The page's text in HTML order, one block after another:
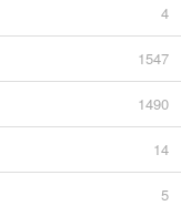
4
1547
1490
14
5